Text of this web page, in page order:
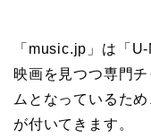
「music.jp」は「
映画を見つつ専門
ムとなっているた
が付いてきます。